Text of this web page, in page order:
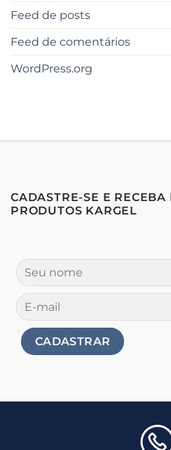
Feed de posts
Feed de comentários
WordPress.org
CADASTRE-SE E
PRODUTOS KARGEL